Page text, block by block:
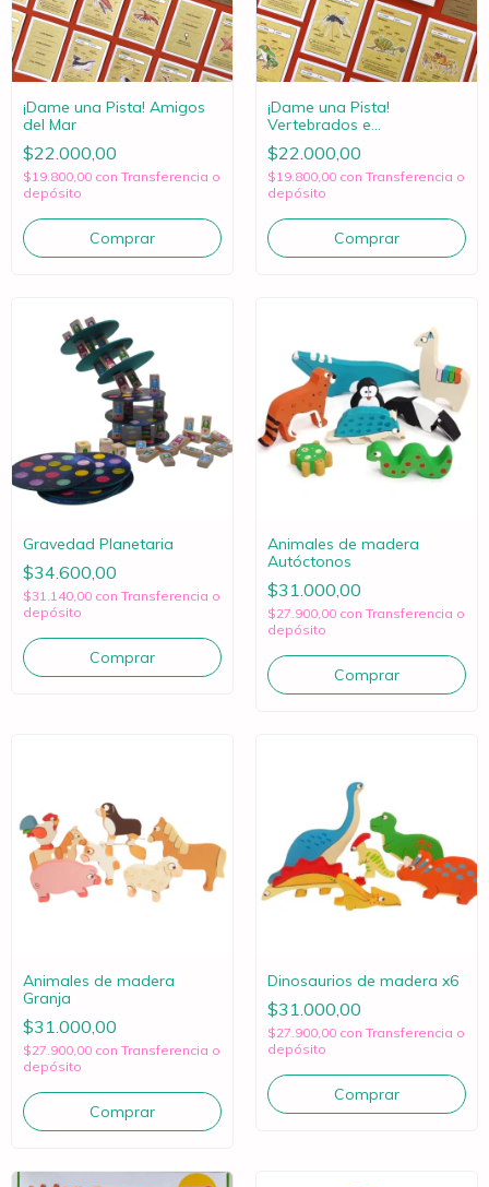
¡Dame una Pista! Amigos
del Mar
$22.000,00
$19.800,00 con Transferencia o
depósito
¡Dame una Pista!
Vertebrados e
Invertebrados
$22.000,00
$19.800,00 con Transferencia o
depósito
Gravedad Planetaria
$34.600,00
$31.140,00 con Transferencia o
depósito
Animales de madera
Autóctonos
$31.000,00
$27.900,00 con Transferencia o
depósito
Animales de madera
Granja
$31.000,00
$27.900,00 con Transferencia o
depósito
Dinosaurios de madera x6
$31.000,00
$27.900,00 con Transferencia o
depósito